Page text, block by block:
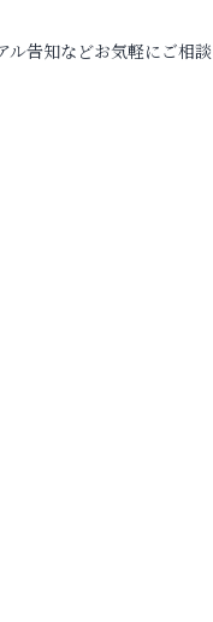
ル告知などお気軽にご相